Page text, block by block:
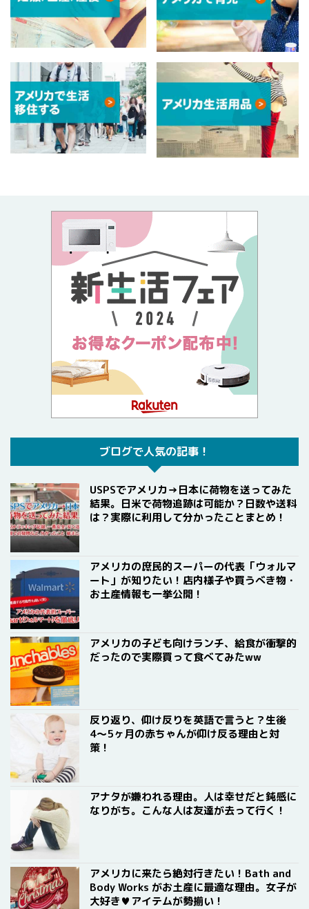
ブログで人気の記事！
USPSでアメリカ→日本に荷物を送ってみた
結果。日米で荷物追跡は可能か？日数や送料
は？実際に利用して分かったことまとめ！
アメリカの庶民的スーパーの代表「ウォルマ
ート」が知りたい！店内様子や買うべき物・
お土産情報も一挙公開！
アメリカの子ども向けランチ、給食が衝撃的
だったので実際買って食べてみたww
反り返り、仰け反りを英語で言うと？生後
4〜5ヶ月の赤ちゃんが仰け反る理由と対
策！
アナタが嫌われる理由。人は幸せだと鈍感に
なりがち。こんな人は友達が去って行く！
アメリカに来たら絶対行きたい！Bath and
Body Works がお土産に最適な理由。女子が
大好き♥アイテムが勢揃い！